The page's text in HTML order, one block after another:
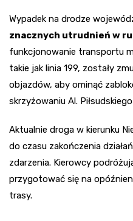
Wypadek na drodze
znacznych utrudnień w
funkcjonowanie transportu
takie jak linia 199, zostały
objazdów, aby ominąć
skrzyżowaniu Al.
Aktualnie droga w kierunku
do czasu zakończenia
zdarzenia. Kierowcy
przygotować się na
trasy.